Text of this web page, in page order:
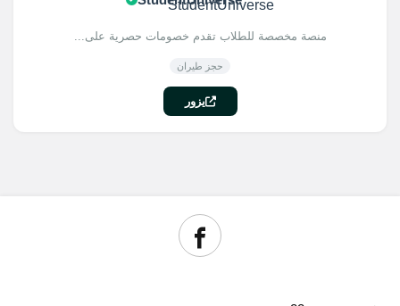
منصة مخصصة للطلاب تقدم خصومات حصرية على...
حجز طيران
يزور